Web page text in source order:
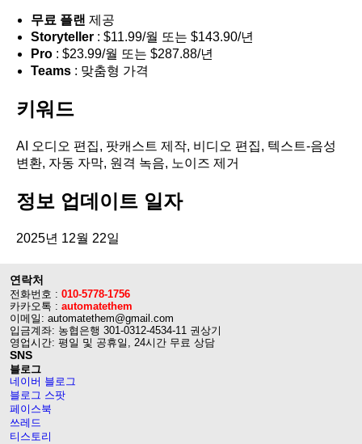
무료 플랜 제공
Storyteller : $11.99/월 또는 $143.90/년
Pro : $23.99/월 또는 $287.88/년
Teams : 맞춤형 가격
키워드
AI 오디오 편집, 팟캐스트 제작, 비디오 편집, 텍스트-음성
변환, 자동 자막, 원격 녹음, 노이즈 제거
정보 업데이트 일자
2025년 12월 22일
연락처
전화번호 : 010-5778-1756
카카오톡 : automatethem
이메일: automatethem@gmail.com
입금계좌: 농협은행 301-0312-4534-11 권상기
영업시간: 평일 및 공휴일, 24시간 무료 상담
SNS
블로그
네이버 블로그
블로그 스팟
페이스북
쓰레드
티스토리